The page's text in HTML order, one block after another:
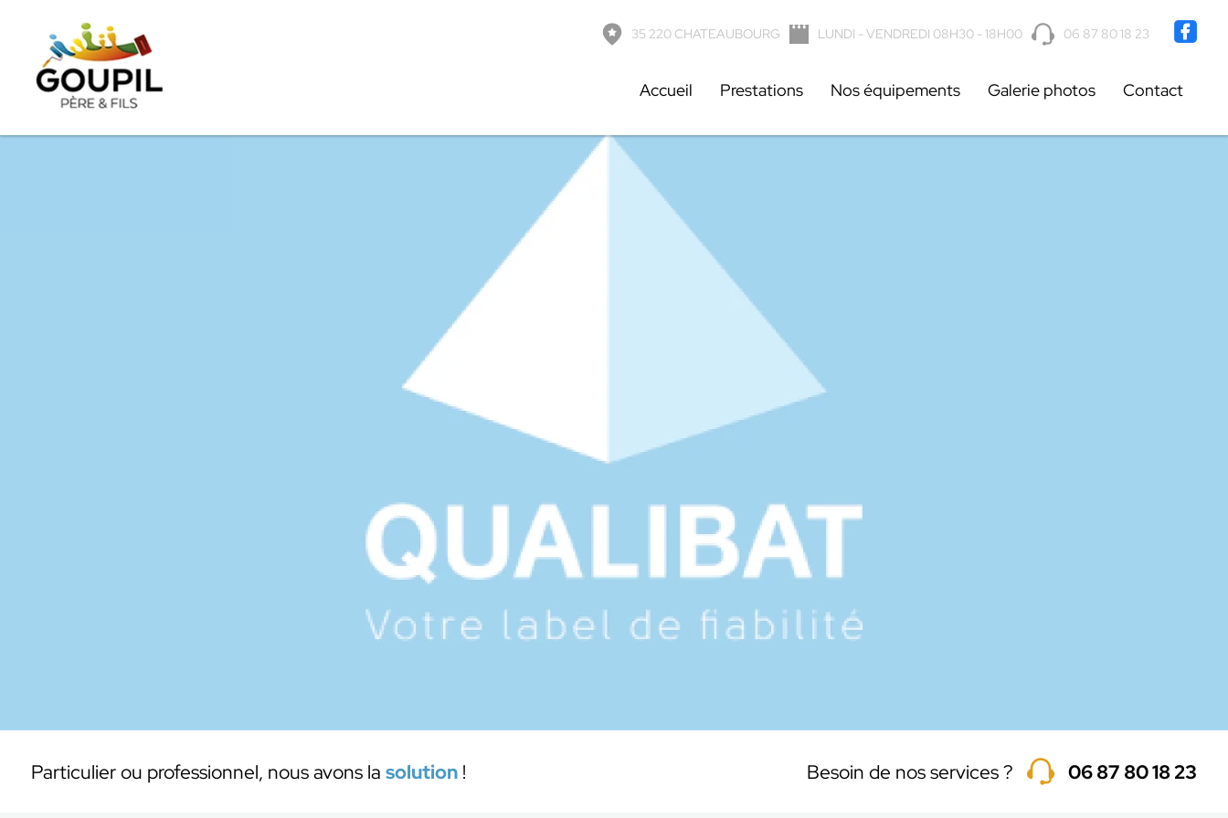
35 220 CHATEAUBOURG LUNDI - VENDREDI 08H30 - 18H00 06 87 80 18 23
Accueil Prestations Nos équipements Galerie photos Contact
Particulier ou professionnel, nous avons la solution! Besoin de nos services ? 06 87 80 18 23